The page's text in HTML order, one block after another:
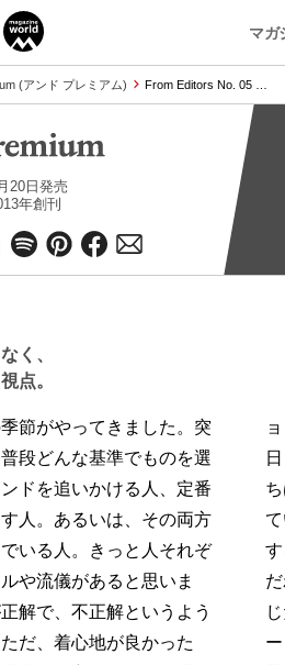
マガ
(アンド プレミアム) From Editors No. 05 …
20日発売
年創刊
く、
点。
節がやってきました。突
段どんな基準でものを選
ドを追いかける人、定番
人。あるいは、その両方
いる人。きっと人それぞ
や流儀があると思いま
解で、不正解というよう
だ、着心地が良かった